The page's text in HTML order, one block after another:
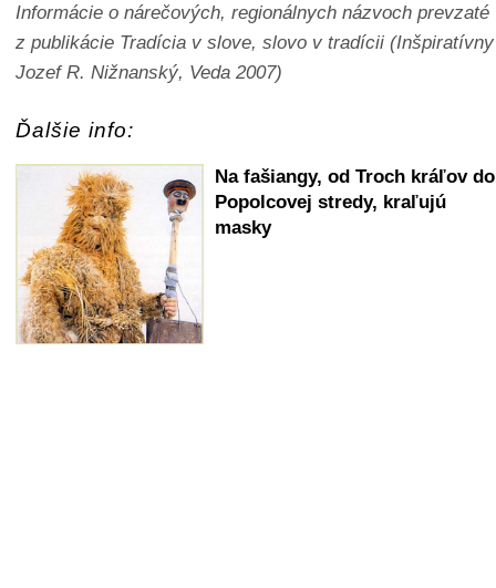
Informácie o nárečových, regionálnych názvoch prevzaté
z publikácie Tradícia v slove, slovo v tradícii (Inšpiratívny
Jozef R. Nižnanský, Veda 2007)
Ďalšie info:
Na fašiangy, od Troch kráľov do
Popolcovej stredy, kraľujú
masky